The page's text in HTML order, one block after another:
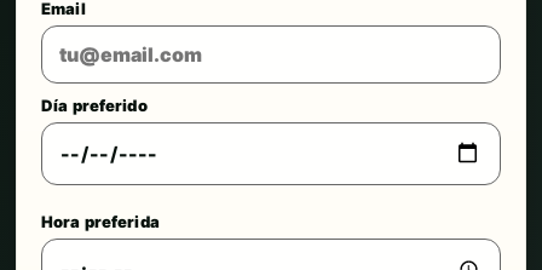
Email
Día preferido
Hora preferida